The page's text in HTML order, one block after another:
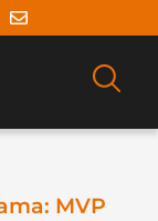
MVP